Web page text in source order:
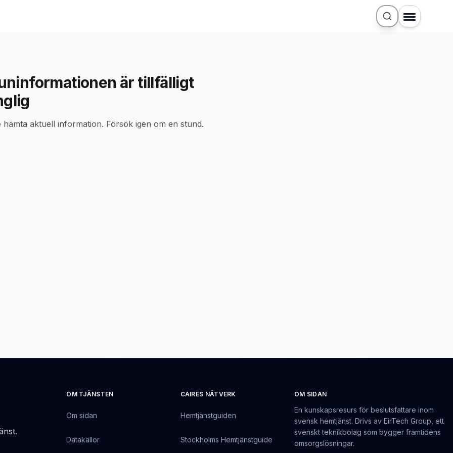
är tillfälligt
hämta aktuell information. Försök igen om en stund.
OM TJÄNSTEN
Om sidan
Datakällor
CAIRES NÄTVERK
Hemtjänstguiden
Stockholms Hemtjänstguide
OM SIDAN
En kunskapsresurs för beslutsfattare inom
svensk hemtjänst. Drivs av EirTech Group, ett
svenskt teknikbolag som bygger framtidens
omsorgslösningar.